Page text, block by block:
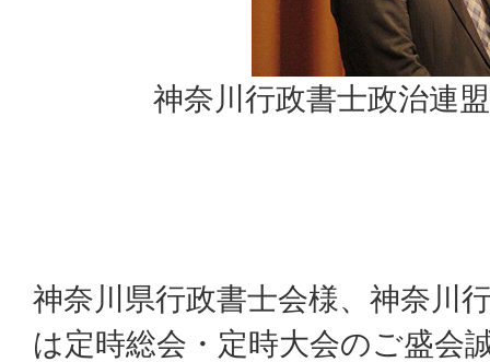
神奈川行政書士政治連
神奈川県行政書士会様、神奈川
は定時総会・定時大会のご盛会